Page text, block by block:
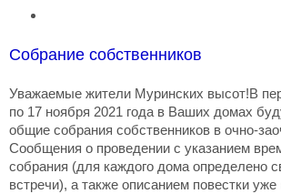
Собрание собственников
Уважаемые жители Муринских высот!В
по 17 ноября 2021 года в Ваших домах
общие собрания собственников в очно-
Сообщения о проведении с указанием
собрания (для каждого дома определено
встречи), а также описанием повестки